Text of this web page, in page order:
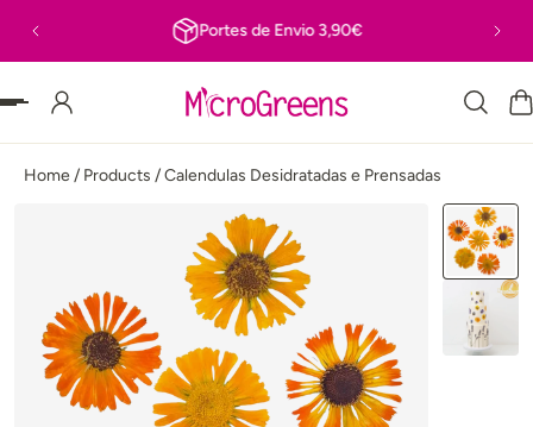
PARA O TEXTO Portes de Envio 3,90€
Home/ Products /Calendulas Desidratadas e Prensadas